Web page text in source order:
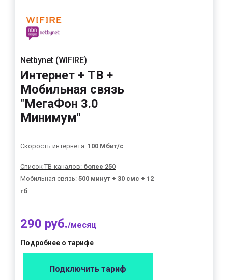
Netbynet (WIFIRE)
Интернет + ТВ +
Мобильная связь
"МегаФон 3.0
Минимум"
Скорость интернета: 100 Мбит/с
Список ТВ-каналов: более 250
Мобильная связь: 500 минут + 30 смс + 12
гб
290 руб./месяц
Подробнее о тарифе
Подключить тариф